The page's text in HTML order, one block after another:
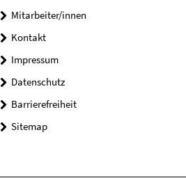
Mitarbeiter/innen
Kontakt
Impressum
Datenschutz
Barrierefreiheit
Sitemap